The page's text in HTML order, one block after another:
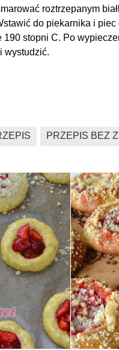
roztrzepanym
do piekarnika i piec
190 stopni C. Po
wystudzić.
PRZEPIS BEZ